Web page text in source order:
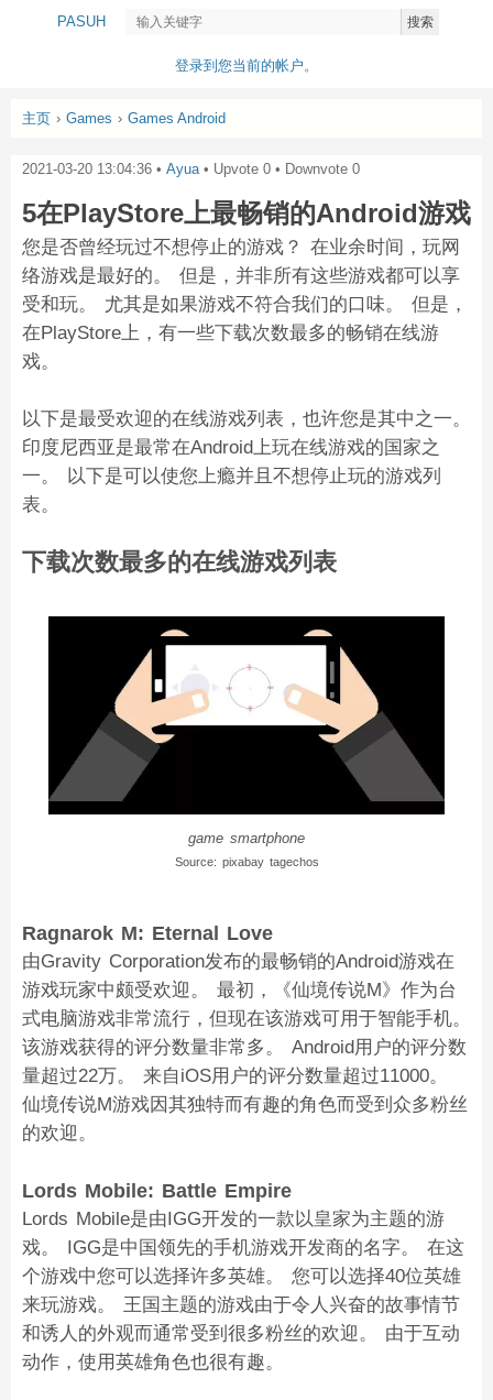
PASUH 搜索
登录到您当前的帐户。
主页 › Games › Games Android
2021-03-20 13:04:36 • Ayua• Upvote 0 • Downvote 0
5在PlayStore上最畅销的Android游戏
您是否曾经玩过不想停止的游戏？ 在业余时间，玩网
络游戏是最好的。 但是，并非所有这些游戏都可以享
受和玩。 尤其是如果游戏不符合我们的口味。 但是，
在PlayStore上，有一些下载次数最多的畅销在线游
戏。
以下是最受欢迎的在线游戏列表，也许您是其中之一。
印度尼西亚是最常在Android上玩在线游戏的国家之
一。 以下是可以使您上瘾并且不想停止玩的游戏列
表。
下载次数最多的在线游戏列表
game smartphone
Source: pixabay tagechos
Ragnarok M: Eternal Love
由Gravity Corporation发布的最畅销的Android游戏在
游戏玩家中颇受欢迎。 最初，《仙境传说M》作为台
式电脑游戏非常流行，但现在该游戏可用于智能手机。
该游戏获得的评分数量非常多。 Android用户的评分数
量超过22万。 来自iOS用户的评分数量超过11000。
仙境传说M游戏因其独特而有趣的角色而受到众多粉丝
的欢迎。
Lords Mobile: Battle Empire
Lords Mobile是由IGG开发的一款以皇家为主题的游
戏。 IGG是中国领先的手机游戏开发商的名字。 在这
个游戏中您可以选择许多英雄。 您可以选择40位英雄
来玩游戏。 王国主题的游戏由于令人兴奋的故事情节
和诱人的外观而通常受到很多粉丝的欢迎。 由于互动
动作，使用英雄角色也很有趣。